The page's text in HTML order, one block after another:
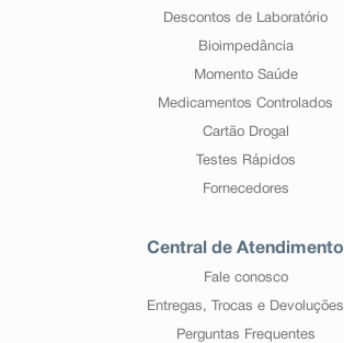
Descontos de Laboratório
Bioimpedância
Momento Saúde
Medicamentos Controlados
Cartão Drogal
Testes Rápidos
Fornecedores
Central de Atendimento
Fale conosco
Entregas, Trocas e Devoluções
Perguntas Frequentes